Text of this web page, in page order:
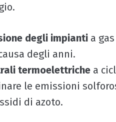
degli impianti a
degli anni.
termoelettriche a
le emissioni
di azoto.